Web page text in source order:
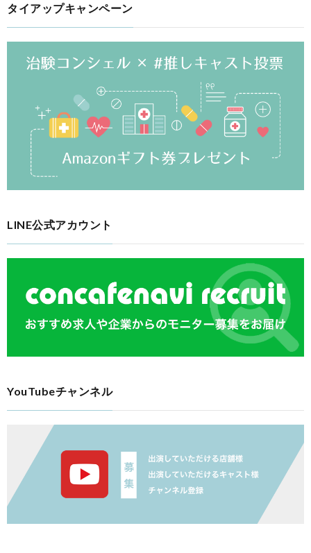
タイアップキャンペーン
LINE公式アカウント
YouTubeチャンネル